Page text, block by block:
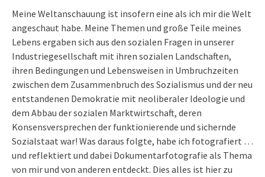
Meine Weltanschauung ist insofern eine als ich mir die Welt
angeschaut habe. Meine Themen und große Teile meines
Lebens ergaben sich aus den sozialen Fragen in unserer
Industriegesellschaft mit ihren sozialen Landschaften,
ihren Bedingungen und Lebensweisen in Umbruchzeiten
zwischen dem Zusammenbruch des Sozialismus und der neu
entstandenen Demokratie mit neoliberaler Ideologie und
dem Abbau der sozialen Marktwirtschaft, deren
Konsensversprechen der funktionierende und sichernde
Sozialstaat war! Was daraus folgte, habe ich fotografiert …
und reflektiert und dabei Dokumentarfotografie als Thema
von mir und von anderen entdeckt. Dies alles ist hier zu